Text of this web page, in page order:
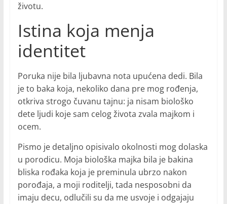
životu.
Istina koja menja
identitet
Poruka nije bila ljubavna nota upućena dedi. Bila
je to baka koja, nekoliko dana pre mog rođenja,
otkriva strogo čuvanu tajnu: ja nisam biološko
dete ljudi koje sam celog života zvala majkom i
ocem.
Pismo je detaljno opisivalo okolnosti mog dolaska
u porodicu. Moja biološka majka bila je bakina
bliska rođaka koja je preminula ubrzo nakon
porođaja, a moji roditelji, tada nesposobni da
imaju decu, odlučili su da me usvoje i odgajaju